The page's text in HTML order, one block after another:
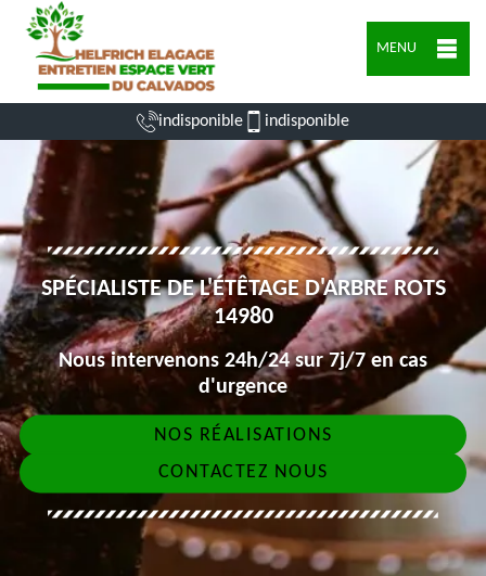
MENU
indisponible indisponible
SPÉCIALISTE DE L'ÉTÊTAGE D'ARBRE ROTS
14980
Nous intervenons 24h/24 sur 7j/7 en cas
d'urgence
NOS RÉALISATIONS
CONTACTEZ NOUS